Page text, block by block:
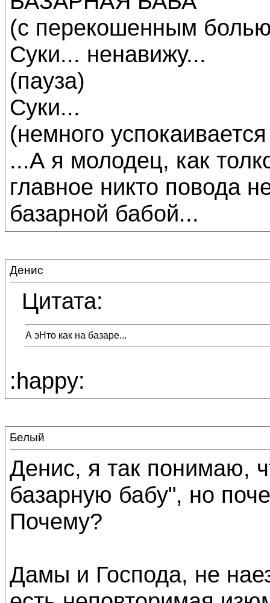
(с перекошенным
Суки... ненавижу...
(пауза)
Суки...
(немного
...А я молодец, как
главное никто повода
базарной бабой...
Денис
Цитата:
А эНто как на базаре...
:happy:
Белый
Денис, я так понимаю,
базарную бабу", но
Почему?
Дамы и Господа, не